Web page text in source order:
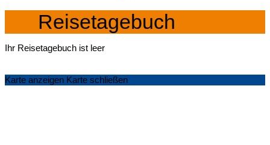
Reisetagebuch
Ihr Reisetagebuch ist leer
Karte anzeigen Karte schließen